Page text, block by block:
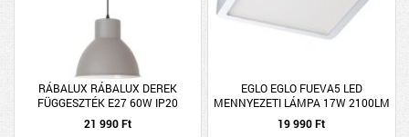
RÁBALUX RÁBALUX DEREK
FÜGGESZTÉK E27 60W IP20
27,5X177CM EZÜST
21 990 Ft
EGLO EGLO FUEVA5 LED
MENNYEZETI LÁMPA 17W 2100LM
4000K IP44 21X21CM KRÓM
19 990 Ft